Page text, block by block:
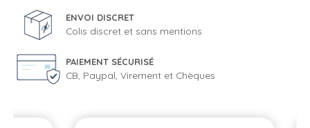
ENVOI DISCRET
Colis discret et sans mentions
PAIEMENT SÉCURISÉ
CB, Paypal, Virement et Chèques